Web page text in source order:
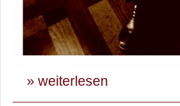
» weiterlesen